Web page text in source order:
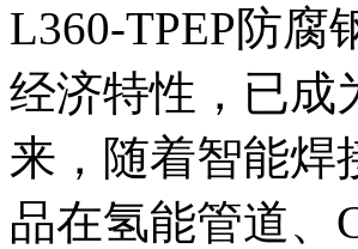
L360-TPEP防
经济特性，已成
来，随着智能焊
品在氢能管道、